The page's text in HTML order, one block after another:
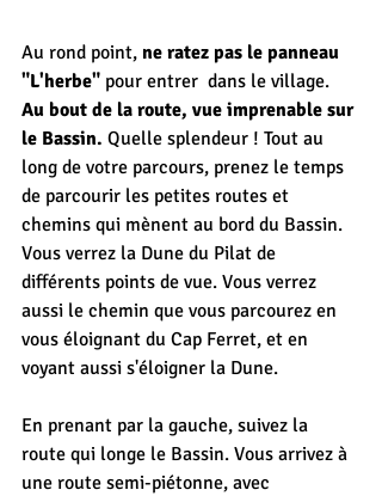
Au rond point, ne ratez pas le panneau
"L'herbe" pour entrer  dans le village.
Au bout de la route, vue imprenable sur
le Bassin. Quelle splendeur ! Tout au
long de votre parcours, prenez le temps
de parcourir les petites routes et
chemins qui mènent au bord du Bassin.
Vous verrez la Dune du Pilat de
différents points de vue. Vous verrez
aussi le chemin que vous parcourez en
vous éloignant du Cap Ferret, et en
voyant aussi s'éloigner la Dune.
En prenant par la gauche, suivez la
route qui longe le Bassin. Vous arrivez à
une route semi-piétonne, avec